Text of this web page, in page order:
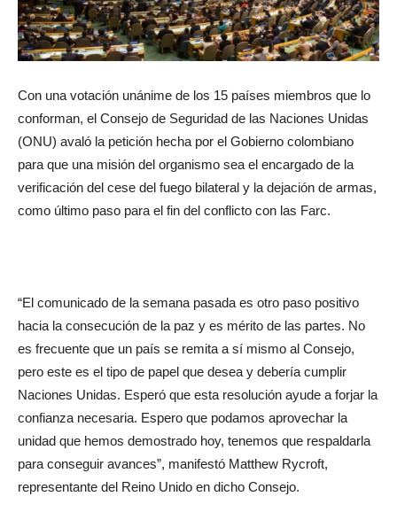
Con una votación unánime de los 15 países miembros que lo
conforman, el Consejo de Seguridad de las Naciones Unidas
(ONU) avaló la petición hecha por el Gobierno colombiano
para que una misión del organismo sea el encargado de la
verificación del cese del fuego bilateral y la dejación de armas,
como último paso para el fin del conflicto con las Farc.
“El comunicado de la semana pasada es otro paso positivo
hacia la consecución de la paz y es mérito de las partes. No
es frecuente que un país se remita a sí mismo al Consejo,
pero este es el tipo de papel que desea y debería cumplir
Naciones Unidas. Esperó que esta resolución ayude a forjar la
confianza necesaria. Espero que podamos aprovechar la
unidad que hemos demostrado hoy, tenemos que respaldarla
para conseguir avances”, manifestó Matthew Rycroft,
representante del Reino Unido en dicho Consejo.